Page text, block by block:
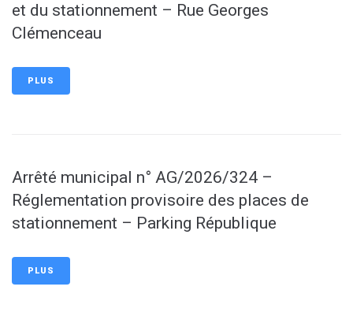
et du stationnement – Rue Georges
Clémenceau
PLUS
Arrêté municipal n° AG/2026/324 –
Réglementation provisoire des places de
stationnement – Parking République
PLUS